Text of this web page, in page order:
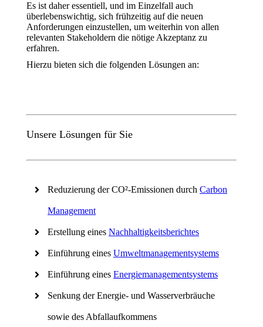
Es ist daher essentiell, und im Einzelfall auch
überlebenswichtig, sich frühzeitig auf die neuen
Anforderungen einzustellen, um weiterhin von allen
relevanten Stakeholdern die nötige Akzeptanz zu
erfahren.
Hierzu bieten sich die folgenden Lösungen an:
Unsere Lösungen für Sie
Reduzierung der CO²-Emissionen durch Carbon
Management
Erstellung eines Nachhaltigkeitsberichtes
Einführung eines Umweltmanagementsystems
Einführung eines Energiemanagementsystems
Senkung der Energie- und Wasserverbräuche
sowie des Abfallaufkommens